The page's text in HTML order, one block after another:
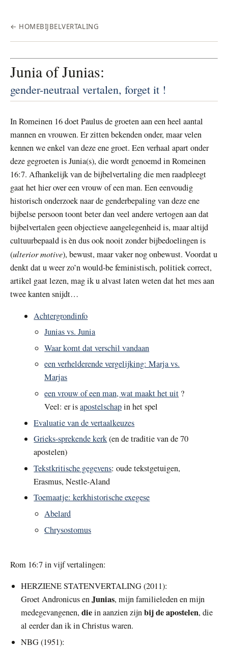
← HOMEBIJBELVERTALING
Junia of Junias:
gender-neutraal vertalen, forget it !
In Romeinen 16 doet Paulus de groeten aan een heel aantal
mannen en vrouwen. Er zitten bekenden onder, maar velen
kennen we enkel van deze ene groet. Een verhaal apart onder
deze gegroeten is Junia(s), die wordt genoemd in Romeinen
16:7. Afhankelijk van de bijbelvertaling die men raadpleegt
gaat het hier over een vrouw of een man. Een eenvoudig
historisch onderzoek naar de genderbepaling van deze ene
bijbelse persoon toont beter dan veel andere vertogen aan dat
bijbelvertalen geen objectieve aangelegenheid is, maar altijd
cultuurbepaald is èn dus ook nooit zonder bijbedoelingen is
(ulterior motive), bewust, maar vaker nog onbewust. Voordat u
denkt dat u weer zo’n would-be feministisch, politiek correct,
artikel gaat lezen, mag ik u alvast laten weten dat het mes aan
twee kanten snijdt…
Achtergrondinfo
Junias vs. Junia
Waar komt dat verschil vandaan
een verhelderende vergelijking: Marja vs.
Marjas
een vrouw of een man, wat maakt het uit ?
Veel: er isapostelschapin het spel
Evaluatie van de vertaalkeuzes
Grieks-sprekende kerk(en de traditie van de 70
apostelen)
Tekstkritische gegevens: oude tekstgetuigen,
Erasmus, Nestle-Aland
Toemaatje: kerkhistorische exegese
Abelard
Chrysostomus
Rom 16:7 in vijf vertalingen:
HERZIENE STATENVERTALING (2011):
Groet Andronicus enJunias, mijn familieleden en mijn
medegevangenen, diein aanzien zijnbij de apostelen, die
al eerder dan ik in Christus waren.
NBG (1951):